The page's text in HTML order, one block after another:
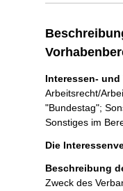
Interessen- und
Arbeitsrecht/
"Bundestag";
Sonstiges im
Die
Beschreibung
Zweck des